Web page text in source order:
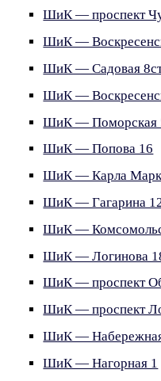
ШиК — проспект
ШиК —
ШиК — Садовая
ШиК —
ШиК — Поморская
ШиК — Попова 16
ШиК — Карла
ШиК — Гагарина
ШиК —
ШиК — Логинова
ШиК — проспект
ШиК — проспект
ШиК —
ШиК — Нагорная 1